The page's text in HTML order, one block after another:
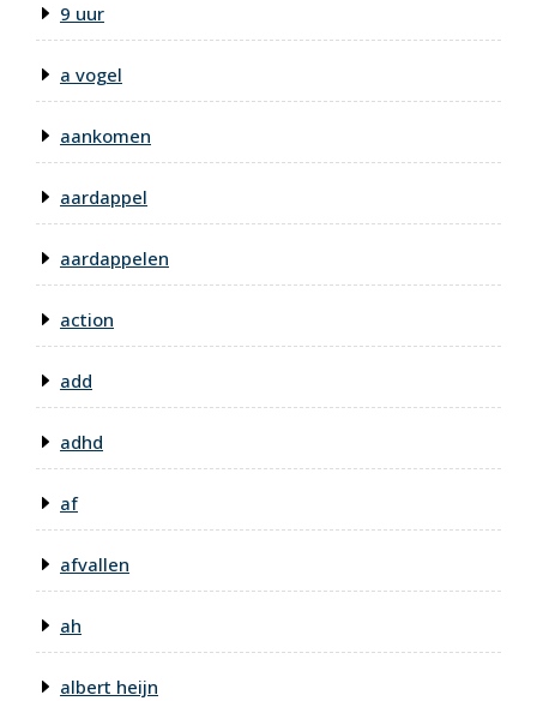
9 uur
a vogel
aankomen
aardappel
aardappelen
action
add
adhd
af
afvallen
ah
albert heijn